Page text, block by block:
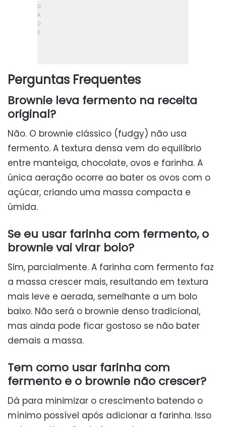
Perguntas Frequentes
Brownie leva fermento na receita
original?
Não. O brownie clássico (fudgy) não usa
fermento. A textura densa vem do equilíbrio
entre manteiga, chocolate, ovos e farinha. A
única aeração ocorre ao bater os ovos com o
açúcar, criando uma massa compacta e
úmida.
Se eu usar farinha com fermento, o
brownie vai virar bolo?
Sim, parcialmente. A farinha com fermento faz
a massa crescer mais, resultando em textura
mais leve e aerada, semelhante a um bolo
baixo. Não será o brownie denso tradicional,
mas ainda pode ficar gostoso se não bater
demais a massa.
Tem como usar farinha com
fermento e o brownie não crescer?
Dá para minimizar o crescimento batendo o
mínimo possível após adicionar a farinha. Isso